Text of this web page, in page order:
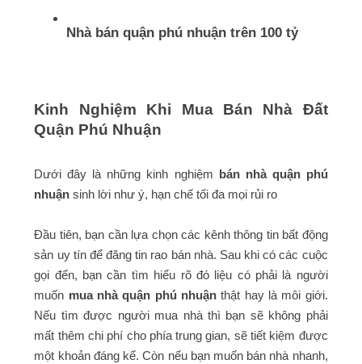
Nhà bán quận phú nhuận trên 100 tỷ
Kinh Nghiệm Khi Mua Bán Nhà Đất
Quận Phú Nhuận
Dưới đây là những kinh nghiệm bán nhà quận phú
nhuận sinh lời như ý, hạn chế tối đa mọi rủi ro
Đầu tiên, bạn cần lựa chọn các kênh thông tin bất động
sản uy tín để đăng tin rao bán nhà. Sau khi có các cuộc
gọi đến, bạn cần tìm hiểu rõ đó liệu có phải là người
muốn mua nhà quận phú nhuận thật hay là môi giới.
Nếu tìm được người mua nhà thì bạn sẽ không phải
mất thêm chi phí cho phía trung gian, sẽ tiết kiệm được
một khoản đáng kể. Còn nếu bạn muốn bán nhà nhanh,